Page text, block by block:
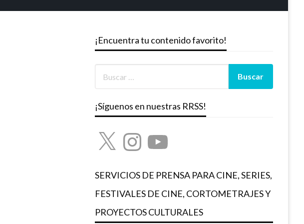
¡Encuentra tu contenido favorito!
¡Síguenos en nuestras RRSS!
X InstagramYouTube
SERVICIOS DE PRENSA PARA CINE, SERIES,
FESTIVALES DE CINE, CORTOMETRAJES Y
PROYECTOS CULTURALES